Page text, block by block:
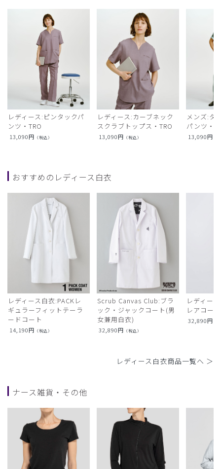
レディース:ピンタックパ
ンツ・TRO
13,090円 （税込）
レディース:カーブネック
スクラブトップス・TRO
13,090円 （税込）
メンズ:タ
パンツ・
13,090円
おすすめのレディース白衣
レディース白衣:PACKレ
ギュラーフィットテーラ
ードコート
14,190円 （税込）
Scrub Canvas Club:ブラ
ック・ジャックコート(男
女兼用白衣)
32,890円 （税込）
レディー
レアコート
32,890円
レディース白衣商品一覧へ ＞
ナース雑貨・その他